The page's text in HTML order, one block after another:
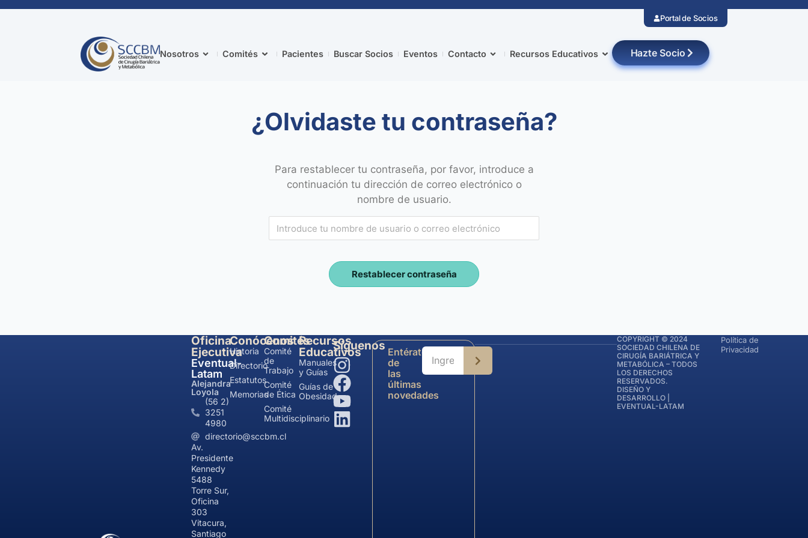
Portal de Socios
Nosotros Comités Pacientes Buscar Socios Eventos Contacto Recursos Educativos Hazte Socio
¿Olvidaste tu contraseña?
Para restablecer tu contraseña, por favor, introduce a
continuación tu dirección de correo electrónico o
nombre de usuario.
Oficina
Ejecutiva
Eventual-
Latam
Alejandra
Loyola
(56 2)
3251
4980
directorio@sccbm.cl
Av.
Presidente
Kennedy
5488
Torre Sur,
Oficina
303
Vitacura,
Santiago
Conócenos
Historia
Directorio
Estatutos
Memorias
Comités
Comité
de
Trabajo
Comité
de Ética
Comité
Multidisciplinario
Recursos
Educativos
Manuales
y Guías
Guías de
Obesidad
Síguenos Entérate
de
las
últimas
novedades
COPYRIGHT © 2024
SOCIEDAD CHILENA DE
CIRUGÍA BARIÁTRICA Y
METABÓLICA – TODOS
LOS DERECHOS
RESERVADOS.
DISEÑO Y
DESARROLLO |
EVENTUAL-LATAM
Política de
Privacidad